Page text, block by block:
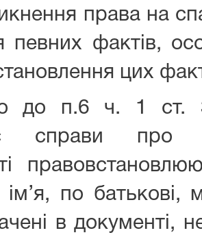
права на
певних фактів,
цих
до п.6 ч. 1
справи про
ім’я, по батькові,
в документі,